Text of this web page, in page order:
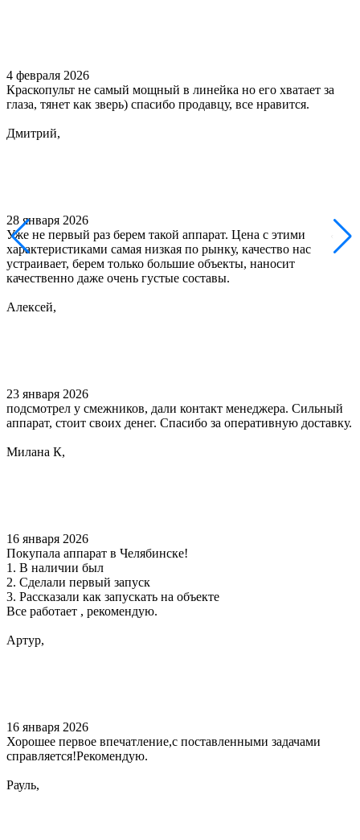
4 февраля 2026
Краскопульт не самый мощный в линейка но его хватает за
глаза, тянет как зверь) спасибо продавцу, все нравится.
Дмитрий,
28 января 2026
Уже не первый раз берем такой аппарат. Цена с этими
характеристиками самая низкая по рынку, качество нас
устраивает, берем только большие объекты, наносит
качественно даже очень густые составы.
Алексей,
23 января 2026
подсмотрел у смежников, дали контакт менеджера. Сильный
аппарат, стоит своих денег. Спасибо за оперативную доставку.
Милана К,
16 января 2026
Покупала аппарат в Челябинске!
1. В наличии был
2. Сделали первый запуск
3. Рассказали как запускать на объекте
Все работает , рекомендую.
Артур,
16 января 2026
Хорошее первое впечатление,с поставленными задачами
справляется!Рекомендую.
Рауль,